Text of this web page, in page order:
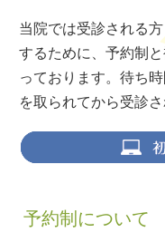
当院では受診される
するために、予約制
っております。待ち
を取られてから受診
予約制について